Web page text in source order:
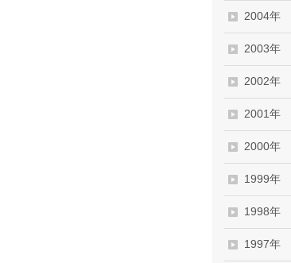
2004年
2003年
2002年
2001年
2000年
1999年
1998年
1997年